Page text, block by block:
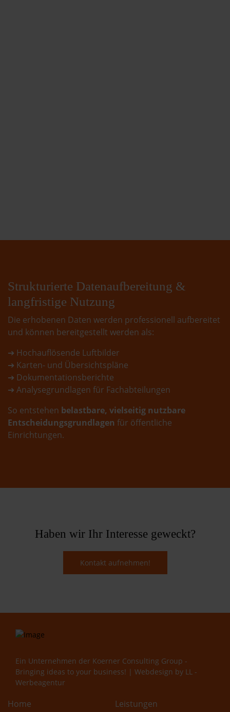
Strukturierte Datenaufbereitung &
langfristige Nutzung
Die erhobenen Daten werden professionell aufbereitet
und können bereitgestellt werden als:
➔ Hochauflösende Luftbilder
➔ Karten- und Übersichtspläne
➔ Dokumentationsberichte
➔ Analysegrundlagen für Fachabteilungen
So entstehen belastbare, vielseitig nutzbare
Entscheidungsgrundlagen für öffentliche
Einrichtungen.
Haben wir Ihr Interesse geweckt?
Kontakt aufnehmen!
Ein Unternehmen der Koerner Consulting Group -
Bringing ideas to your business! | Webdesign by LL -
Werbeagentur
Home Leistungen